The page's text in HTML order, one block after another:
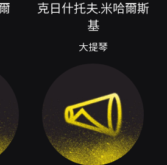
曲《流浪者之歌》
），由瞿春泉配器為大提琴
屬西方小提琴／大提琴之展示
團的介入，不僅使原來的炫技
聿的《聿想世界》大提琴協奏
色彩與當代協奏寫作之間展現
，為大提琴提供了在國樂團伴奏
音色延展的獨奏空間。整體曲目
編與不同文化語彙，形成一個
聯的音樂節目結構。 從聲音形
克日什托夫.米哈爾斯
基
大提琴